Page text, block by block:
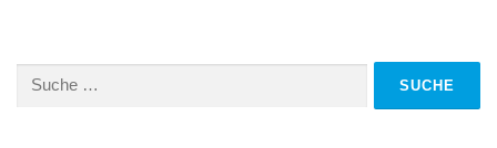
R
A
Suche